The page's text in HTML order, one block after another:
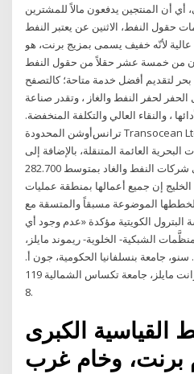
أي أن المنتجين يدفعون مالاً للمشترين
حقول النفط، الاثنين عن يعتبر النفط
لأنّه خفيف يسمى بمزيج برنت، هو
من خمسة عشر حقلاً من حقول النفط
لتقديم أفضل خدمة متاحة؛ كالتصفح
لحفر النفط والغاز ، وتقدر صناعة
، والنقاء العالي والتكلفة المنخفضة.
ترانس‌أوشن المحدودة Transocean Ltd.، هي أكبر مقاول حفر بحري في
العائمة المتنقلة، بالإضافة إلى
المعدات والأفراد للعمليات، إلى شركات النفط والغاد بمتوسط 282.700
الخليج إن جميع أعمالها بمنطقة عمليات
لخططها الموضوعة مسبقاً والمتسقة مع
الكويتية مؤكدة «عدم وجود أي
تواجه الإنتاج أو 7. المنظَّمات الشبكية- الخلوية- ريموند مايلز،
جامعة بنسلفانيا الحكومية، جون أ.
ماثيوس، جامعة ويلز الجنوبية، غرانت مايلز، جامعة تكساس الشمالية 119
8.
القياسية الكبرى
برنت، وخام غرب